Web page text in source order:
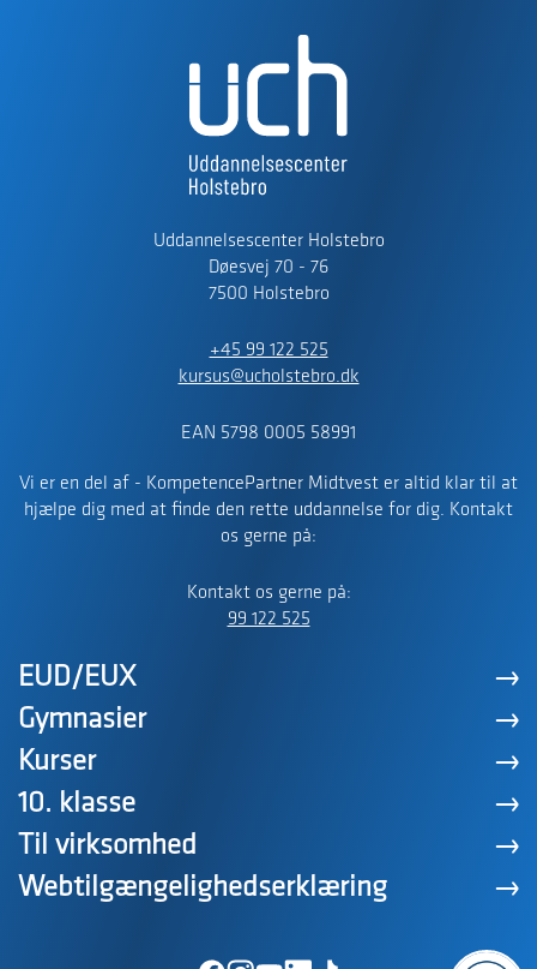
Uddannelsescenter Holstebro
Døesvej 70 - 76
7500 Holstebro
+45 99 122 525
kursus@ucholstebro.dk
EAN 5798 0005 58991
Vi er en del af - KompetencePartner Midtvest er altid klar til at
hjælpe dig med at finde den rette uddannelse for dig. Kontakt
os gerne på:
Kontakt os gerne på:
99 122 525
EUD/EUX
Gymnasier
Kurser
10. klasse
Til virksomhed
Webtilgængelighedserklæring